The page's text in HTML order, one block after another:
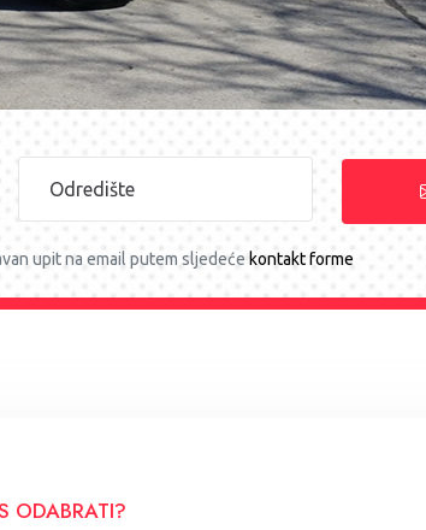
upit na email putem sljedeće kontakt forme
ODABRATI?